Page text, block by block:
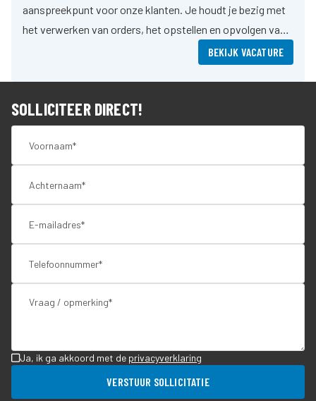
aanspreekpunt voor onze klanten. Je houdt je bezig met
het verwerken van orders, het opstellen en opvolgen van
offertes en je onderhoudt nauw contact met klanten en
collega’s. Samen met de buitendienst zorg je voor
BEKIJK VACATURE
SOLLICITEER DIRECT!
Ja, ik ga akkoord met de privacyverklaring
VERSTUUR SOLLICITATIE